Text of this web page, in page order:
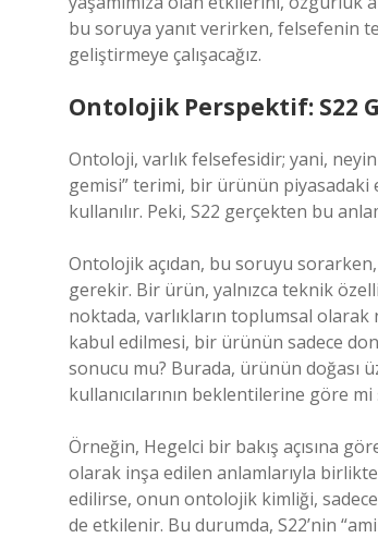
bu soruya yanıt verirken, felsefenin
geliştirmeye çalışacağız.
Ontolojik Perspektif: S22
Ontoloji, varlık felsefesidir; yani,
gemisi” terimi, bir ürünün
kullanılır. Peki, S22 gerçekten bu
Ontolojik açıdan, bu soruyu
gerekir. Bir ürün, yalnızca teknik
noktada, varlıkların toplumsal
kabul edilmesi, bir ürünün sadece
sonucu mu? Burada, ürünün doğası
kullanıcılarının beklentilerine göre
Örneğin, Hegelci bir bakış açısına
olarak inşa edilen anlamlarıyla
edilirse, onun ontolojik kimliği,
de etkilenir. Bu durumda, S22’nin